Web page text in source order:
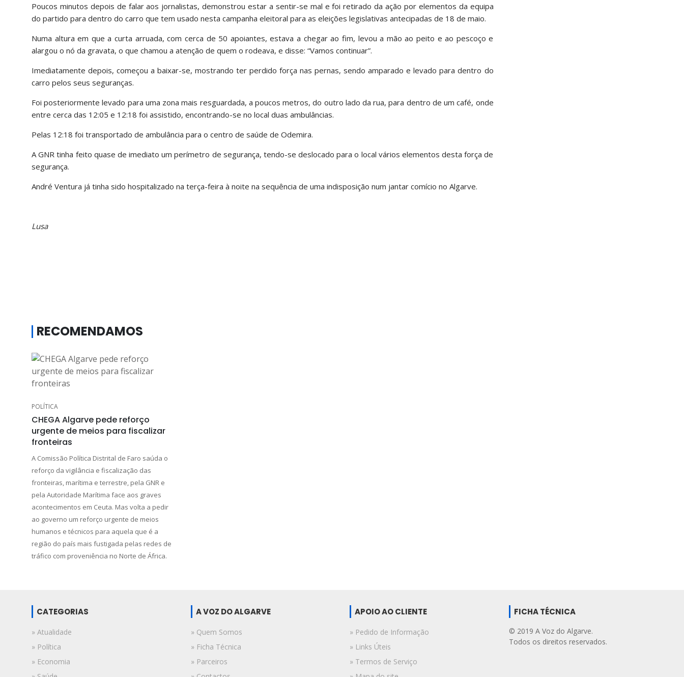
Poucos minutos depois de falar aos jornalistas, demonstrou estar a sentir-se mal e foi retirado da ação por elementos da equipa
do partido para dentro do carro que tem usado nesta campanha eleitoral para as eleições legislativas antecipadas de 18 de maio.
Numa altura em que a curta arruada, com cerca de 50 apoiantes, estava a chegar ao fim, levou a mão ao peito e ao pescoço e
alargou o nó da gravata, o que chamou a atenção de quem o rodeava, e disse: “Vamos continuar”.
Imediatamente depois, começou a baixar-se, mostrando ter perdido força nas pernas, sendo amparado e levado para dentro do
carro pelos seus seguranças.
Foi posteriormente levado para uma zona mais resguardada, a poucos metros, do outro lado da rua, para dentro de um café, onde
entre cerca das 12:05 e 12:18 foi assistido, encontrando-se no local duas ambulâncias.
Pelas 12:18 foi transportado de ambulância para o centro de saúde de Odemira.
A GNR tinha feito quase de imediato um perímetro de segurança, tendo-se deslocado para o local vários elementos desta força de
segurança.
André Ventura já tinha sido hospitalizado na terça-feira à noite na sequência de uma indisposição num jantar comício no Algarve.
Lusa
RECOMENDAMOS
POLÍTICA
CHEGA Algarve pede reforço
urgente de meios para fiscalizar
fronteiras
A Comissão Política Distrital de Faro saúda o
reforço da vigilância e fiscalização das
fronteiras, marítima e terrestre, pela GNR e
pela Autoridade Marítima face aos graves
acontecimentos em Ceuta. Mas volta a pedir
ao governo um reforço urgente de meios
humanos e técnicos para aquela que é a
região do país mais fustigada pelas redes de
tráfico com proveniência no Norte de África.
CATEGORIAS
» Atualidade
» Política
» Economia
A VOZ DO ALGARVE
» Quem Somos
» Ficha Técnica
» Parceiros
APOIO AO CLIENTE
» Pedido de Informação
» Links Úteis
» Termos de Serviço
FICHA TÉCNICA
© 2019 A Voz do Algarve.
Todos os direitos reservados.